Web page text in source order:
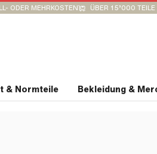
ODER MEHRKOSTEN ÜBER 15’000 TEILE
& Normteile Bekleidung &